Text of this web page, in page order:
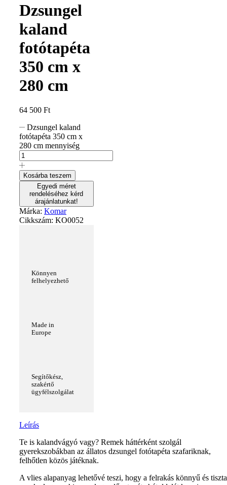
Dzsungel
kaland
fotótapéta
350 cm x
280 cm
64 500 Ft
Dzsungel kaland
fotótapéta 350 cm x
280 cm mennyiség
Kosárba teszem
Egyedi méret
rendeléséhez kérd
árajánlatunkat!
Márka: Komar
Cikkszám: KO0052
Könnyen
felhelyezhető
Made in
Europe
Segítőkész,
szakértő
ügyfélszolgálat
Leírás
Te is kalandvágyó vagy? Remek háttérként szolgál
gyerekszobákban az állatos dzsungel fotótapéta szafariknak,
felhőtlen közös játéknak.
A vlies alapanyag lehetővé teszi, hogy a felrakás könnyű és tiszta